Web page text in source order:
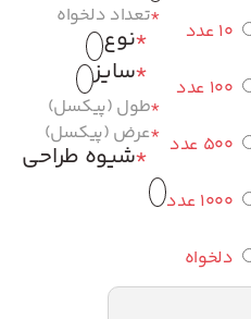
10 عدد
100 عدد
500 عدد
1000 عدد
دلخواه
*تعداد دلخواه
*نوع
*سایز
*طول (پیکسل)
*عرض (پیکسل)
*شیوه طراحی